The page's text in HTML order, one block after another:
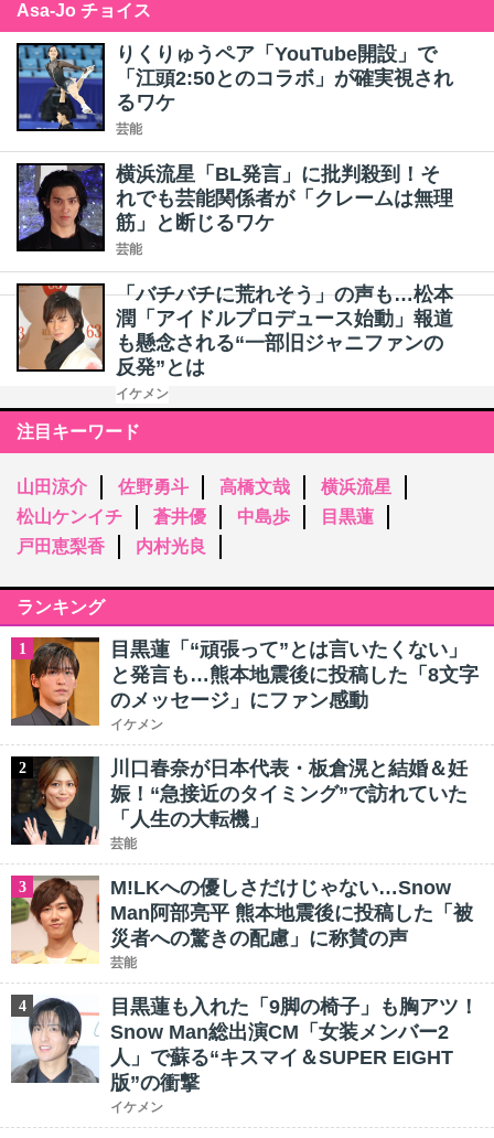
Asa-Jo チョイス
りくりゅうペア「YouTube開設」で
「江頭2:50とのコラボ」が確実視され
るワケ
芸能
横浜流星「BL発言」に批判殺到！そ
れでも芸能関係者が「クレームは無理
筋」と断じるワケ
芸能
「バチバチに荒れそう」の声も…松本
潤「アイドルプロデュース始動」報道
も懸念される“一部旧ジャニファンの
反発”とは
イケメン
注目キーワード
山田涼介 佐野勇斗 高橋文哉
横浜流星
松山ケンイチ
蒼井優 中島歩
目黒蓮
戸田恵梨香
内村光良
ランキング
1
目黒蓮「“頑張って”とは言いたくない」
と発言も…熊本地震後に投稿した「8文字
のメッセージ」にファン感動
イケメン
2
川口春奈が日本代表・板倉滉と結婚＆妊
娠！“急接近のタイミング”で訪れていた
「人生の大転機」
芸能
3
M!LKへの優しさだけじゃない…Snow
Man阿部亮平 熊本地震後に投稿した「被
災者への驚きの配慮」に称賛の声
芸能
4
目黒蓮も入れた「9脚の椅子」も胸アツ！
Snow Man総出演CM「女装メンバー2
人」で蘇る“キスマイ＆SUPER EIGHT
版”の衝撃
イケメン